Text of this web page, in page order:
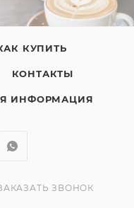
КУПИТЬ
КОНТАКТЫ
ИНФОРМАЦИЯ
ЗВОНОК